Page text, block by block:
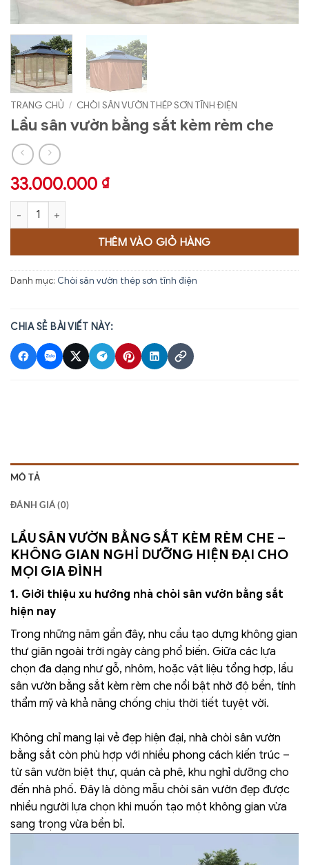
TRANG CHỦ / CHÒI SÂN VƯỜN THÉP SƠN TĨNH ĐIỆN
Lầu sân vườn bằng sắt kèm rèm che
33.000.000 ₫
Lầu sân vườn bằng sắt kèm rèm che số lượng
THÊM VÀO GIỎ HÀNG
Danh mục: Chòi sân vườn thép sơn tĩnh điện
CHIA SẺ BÀI VIẾT NÀY:
MÔ TẢ
ĐÁNH GIÁ (0)
LẦU SÂN VƯỜN BẰNG SẮT KÈM RÈM CHE –
KHÔNG GIAN NGHỈ DƯỠNG HIỆN ĐẠI CHO
MỌI GIA ĐÌNH
1. Giới thiệu xu hướng nhà chòi sân vườn bằng sắt
hiện nay
Trong những năm gần đây, nhu cầu tạo dựng không gian
thư giãn ngoài trời ngày càng phổ biến. Giữa các lựa
chọn đa dạng như gỗ, nhôm, hoặc vật liệu tổng hợp, lầu
sân vườn bằng sắt kèm rèm che nổi bật nhờ độ bền, tính
thẩm mỹ và khả năng chống chịu thời tiết tuyệt vời.
Không chỉ mang lại vẻ đẹp hiện đại, nhà chòi sân vườn
bằng sắt còn phù hợp với nhiều phong cách kiến trúc –
từ sân vườn biệt thự, quán cà phê, khu nghỉ dưỡng cho
đến nhà phố. Đây là dòng mẫu chòi sân vườn đẹp được
nhiều người lựa chọn khi muốn tạo một không gian vừa
sang trọng vừa bền bỉ.